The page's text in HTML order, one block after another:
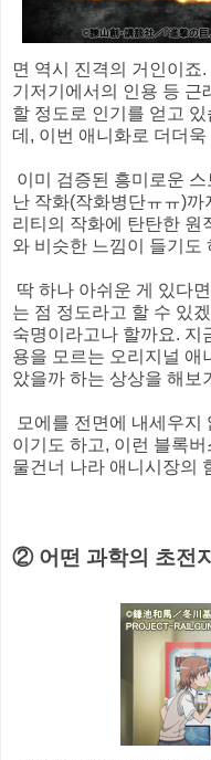
면 역시 진격의 거인이죠
기저기에서의 인용 등 근
할 정도로 인기를 얻고
데, 이번 애니화로 더더
이미 검증된 흥미로운
난 작화(작화병단ㅠㅠ)
리티의 작화에 탄탄한 원
와 비슷한 느낌이 들기도
딱 하나 아쉬운 게 있다
는 점 정도라고 할 수 있
숙명이라고나 할까요. 지
용을 모르는 오리지널 애
았을까 하는 상상을 해보
모에를 전면에 내세우지
이기도 하고, 이런 블록
물건너 나라 애니시장의
② 어떤 과학의 초전